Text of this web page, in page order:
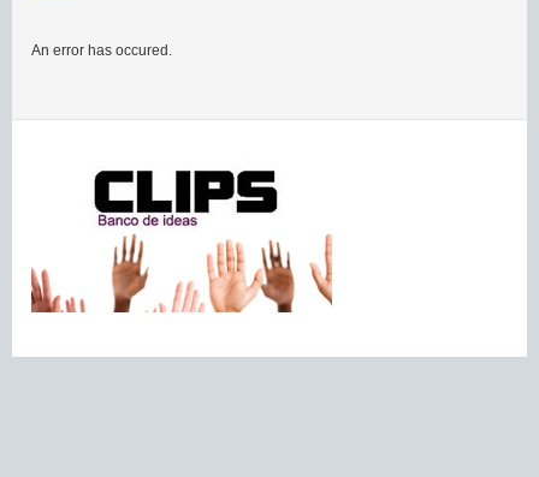
An error has occured.